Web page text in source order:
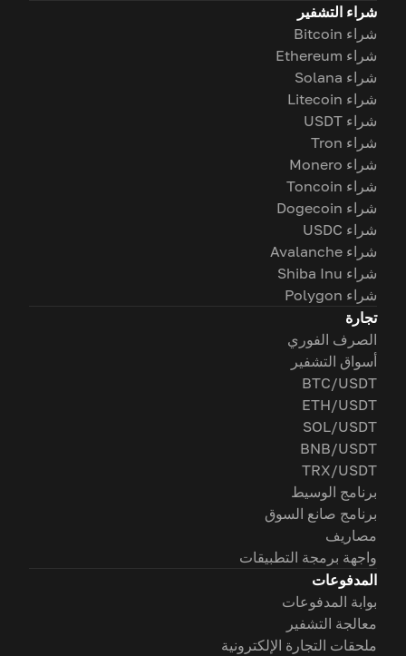
شراء التشفير
شراء Bitcoin
شراء Ethereum
شراء Solana
شراء Litecoin
شراء USDT
شراء Tron
شراء Monero
شراء Toncoin
شراء Dogecoin
شراء USDC
شراء Avalanche
شراء Shiba Inu
شراء Polygon
تجارة
الصرف الفوري
أسواق التشفير
BTC/USDT
ETH/USDT
SOL/USDT
BNB/USDT
TRX/USDT
برنامج الوسيط
برنامج صانع السوق
مصاريف
واجهة برمجة التطبيقات
المدفوعات
بوابة المدفوعات
معالجة التشفير
ملحقات التجارة الإلكترونية